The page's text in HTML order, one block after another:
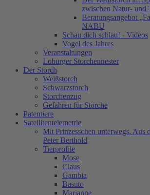
zwischen Natur- und
Beratungsangebot
NABU
Schau dich schlau! - Videos
Vogel des Jahres
Veranstaltungen
Loburger Storchennester
Der Storch
Weißstorch
Schwarzstorch
Storchenzug
Gefahren für Störche
Patentiere
Satellitentelemetrie
Mit Prinzesschen unterwegs. Aus
Peter Berthold
Tierprofile
Mose
Claus
Gambia
Basuto
Marianne